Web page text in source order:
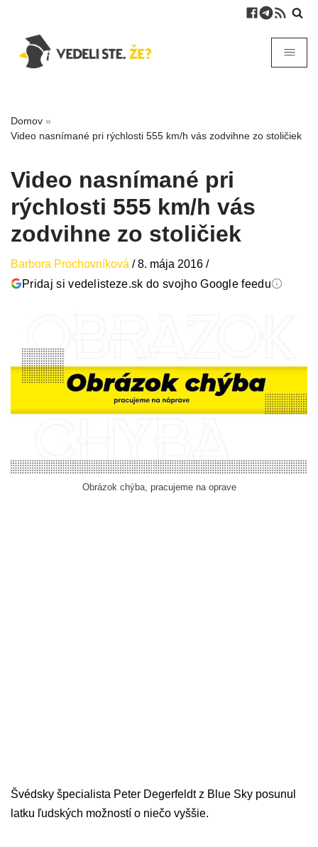
Domov »
Video nasnímané pri rýchlosti 555 km/h vás zodvihne zo stoličiek
Video nasnímané pri
rýchlosti 555 km/h vás
zodvihne zo stoličiek
Barbora Prochovníková /8. mája 2016 /
Pridaj si vedelisteze.sk do svojho Google feedu
Obrázok chýba, pracujeme na oprave
Švédsky špecialista Peter Degerfeldt z Blue Sky posunul
latku ľudských možností o niečo vyššie.